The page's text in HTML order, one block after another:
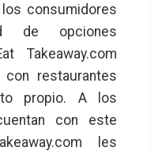
consumidores
de opciones
Takeaway.com
con restaurantes
propio. A los
con este
les